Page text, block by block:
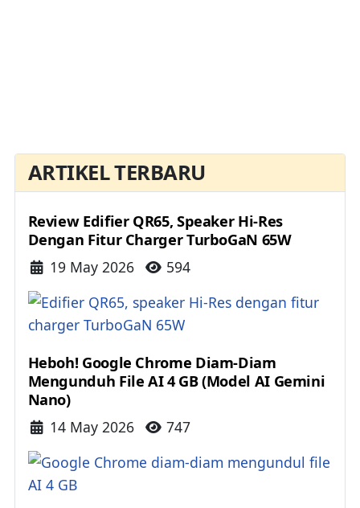
ARTIKEL TERBARU
Review Edifier QR65, Speaker Hi-Res
Dengan Fitur Charger TurboGaN 65W
Details
19 May 2026 594
Heboh! Google Chrome Diam-Diam
Mengunduh File AI 4 GB (Model AI Gemini
Nano)
Details
14 May 2026 747